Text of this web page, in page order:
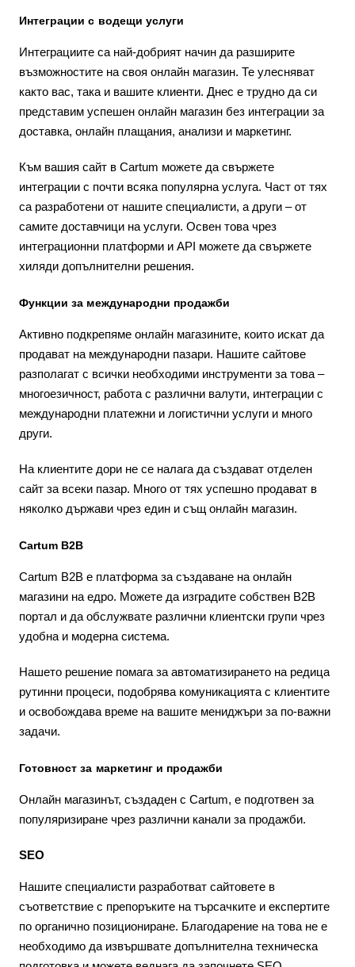
Интеграции с водещи услуги
Интеграциите са най-добрият начин да разширите
възможностите на своя онлайн магазин. Те улесняват
както вас, така и вашите клиенти. Днес е трудно да си
представим успешен онлайн магазин без интеграции за
доставка, онлайн плащания, анализи и маркетинг.
Към вашия сайт в Cartum можете да свържете
интеграции с почти всяка популярна услуга. Част от тях
са разработени от нашите специалисти, а други – от
самите доставчици на услуги. Освен това чрез
интеграционни платформи и API можете да свържете
хиляди допълнителни решения.
Функции за международни продажби
Активно подкрепяме онлайн магазините, които искат да
продават на международни пазари. Нашите сайтове
разполагат с всички необходими инструменти за това –
многоезичност, работа с различни валути, интеграции с
международни платежни и логистични услуги и много
други.
На клиентите дори не се налага да създават отделен
сайт за всеки пазар. Много от тях успешно продават в
няколко държави чрез един и същ онлайн магазин.
Cartum B2B
Cartum B2B е платформа за създаване на онлайн
магазини на едро. Можете да изградите собствен B2B
портал и да обслужвате различни клиентски групи чрез
удобна и модерна система.
Нашето решение помага за автоматизирането на редица
рутинни процеси, подобрява комуникацията с клиентите
и освобождава време на вашите мениджъри за по-важни
задачи.
Готовност за маркетинг и продажби
Онлайн магазинът, създаден с Cartum, е подготвен за
популяризиране чрез различни канали за продажби.
SEO
Нашите специалисти разработват сайтовете в
съответствие с препоръките на търсачките и експертите
по органично позициониране. Благодарение на това не е
необходимо да извършвате допълнителна техническа